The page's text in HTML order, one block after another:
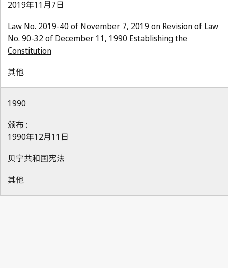
2019年11月7日
Law No. 2019-40 of November 7, 2019 on Revision of Law
No. 90-32 of December 11, 1990 Establishing the
Constitution
其他
1990
颁布 :
1990年12月11日
贝宁共和国宪法
其他